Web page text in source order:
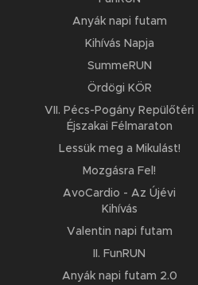
Anyák napi futam
Kihívás Napja
SummeRUN
Ördögi KÖR
VII. Pécs-Pogány Repülőtéri
Éjszakai Félmaraton
Lessük meg a Mikulást!
Mozgásra Fel!
AvoCardio - Az Újévi
Kihívás
Valentin napi futam
II. FunRUN
Anyák napi futam 2.0